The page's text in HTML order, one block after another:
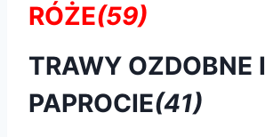
RÓŻE(59)
TRAWY OZDOBNE I
PAPROCIE(41)